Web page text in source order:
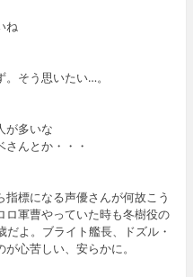
ね
そう思いたい…。
が多いな
んとか・・・
標になる声優さんが何故こう
ロ軍曹やっていた時も冬樹役の
よ。ブライト艦長、ドズル・
心苦しい、安らかに。